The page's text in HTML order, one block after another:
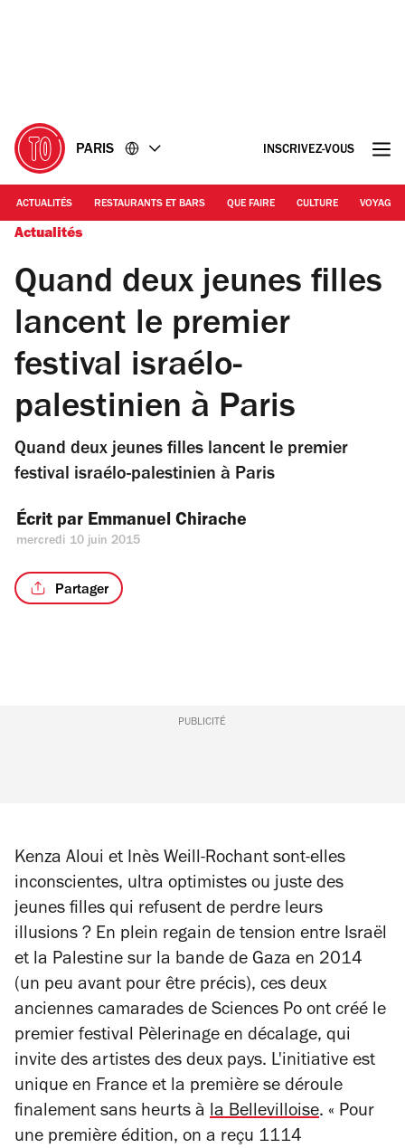
PARIS INSCRIVEZ-VOUS
ACTUALITÉS RESTAURANTS ET BARS QUE FAIRE CULTURE VOYAGE
Actualités
Quand deux jeunes filles
lancent le premier
festival israélo-
palestinien à Paris
Quand deux jeunes filles lancent le premier
festival israélo-palestinien à Paris
Écrit par Emmanuel Chirache
mercredi 10 juin 2015
Partager
PUBLICITÉ
Kenza Aloui et Inès Weill-Rochant sont-elles
inconscientes, ultra optimistes ou juste des
jeunes filles qui refusent de perdre leurs
illusions ? En plein regain de tension entre Israël
et la Palestine sur la bande de Gaza en 2014
(un peu avant pour être précis), ces deux
anciennes camarades de Sciences Po ont créé le
premier festival Pèlerinage en décalage, qui
invite des artistes des deux pays. L'initiative est
unique en France et la première se déroule
finalement sans heurts à la Bellevilloise. « Pour
une première édition, on a reçu 1114